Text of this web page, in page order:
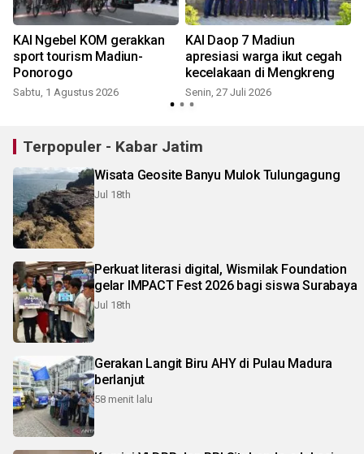
KAI Ngebel KOM gerakkan
sport tourism Madiun-
Ponorogo
Sabtu, 1 Agustus 2026
KAI Daop 7 Madiun
apresiasi warga ikut cegah
kecelakaan di Mengkreng
Senin, 27 Juli 2026
Terpopuler - Kabar Jatim
Wisata Geosite Banyu Mulok Tulungagung
Jul 18th
Perkuat literasi digital, Wismilak Foundation
gelar IMPACT Fest 2026 bagi siswa Surabaya
Jul 18th
Gerakan Langit Biru AHY di Pulau Madura
berlanjut
58 menit lalu